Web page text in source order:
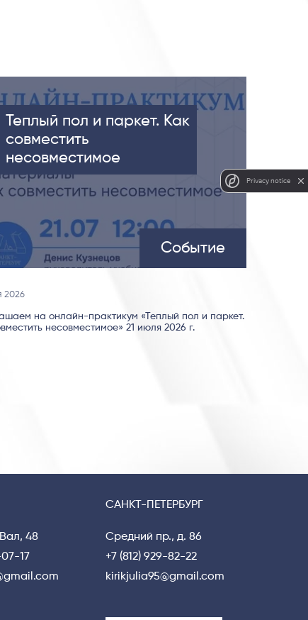
Теплый пол и паркет. Как
совместить
несовместимое
Событие
2026
на онлайн-практикум «Теплый пол и паркет.
несовместимое» 21 июля 2026 г.
48
07-17
САНКТ-ПЕТЕРБУРГ
Средний пр., д. 86
+7 (812) 929-82-22
kirikjulia95@gmail.com
Privacy notice